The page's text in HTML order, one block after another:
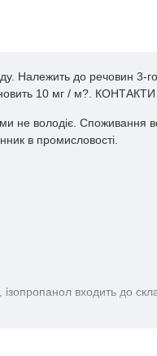
Належить до речовин 3-
10 мг / м?. КОНТАКТИ
не володіє. Споживання
в промисловості.
входить до